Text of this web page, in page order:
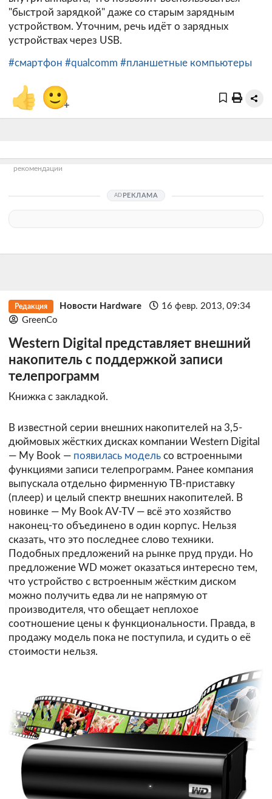
"быстрой зарядкой" даже со старым зарядным
устройством. Уточним, речь идёт о зарядных
устройствах через USB.
#смартфон #qualcomm #планшетные компьютеры
👍 🙂+
рекомендации
РЕКЛАМА
Редакция Новости Hardware
16 февр. 2013, 09:34
GreenCo
Western Digital представляет внешний
накопитель с поддержкой записи
телепрограмм
Книжка с закладкой.
В известной серии внешних накопителей на 3,5-
дюймовых жёстких дисках компании Western Digital
— My Book — появилась модель со встроенными
функциями записи телепрограмм. Ранее компания
выпускала отдельно фирменную ТВ-приставку
(плеер) и целый спектр внешних накопителей. В
новинке — My Book AV-TV — всё это хозяйство
наконец-то объединено в один корпус. Нельзя
сказать, что это последнее слово техники.
Подобных предложений на рынке пруд пруди. Но
предложение WD может оказаться интересно тем,
что устройство с встроенным жёстким диском
можно получить едва ли не напрямую от
производителя, что обещает неплохое
соотношение цены к функциональности. Правда, в
продажу модель пока не поступила, и судить о её
стоимости нельзя.